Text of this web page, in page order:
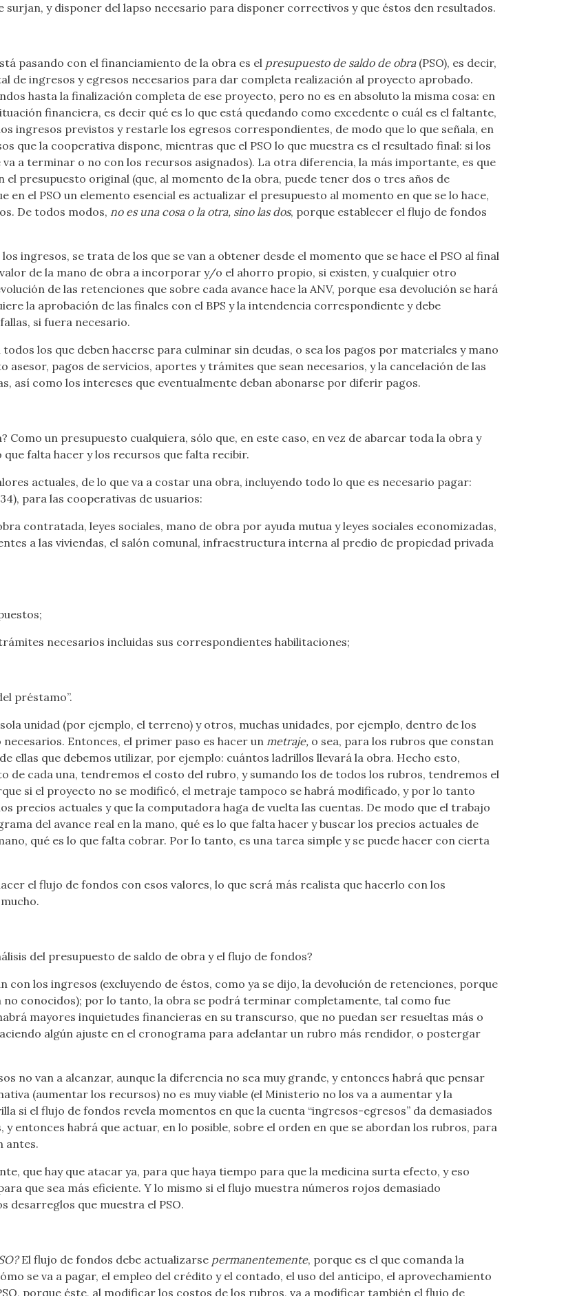
y disponer del lapso necesario para disponer correctivos y que éstos den resultados.
pasando con el financiamiento de la obra es el presupuesto de saldo de obra (PSO), es decir,
de ingresos y egresos necesarios para dar completa realización al proyecto aprobado.
hasta la finalización completa de ese proyecto, pero no es en absoluto la misma cosa: en
financiera, es decir qué es lo que está quedando como excedente o cuál es el faltante,
ingresos previstos y restarle los egresos correspondientes, de modo que lo que señala, en
que la cooperativa dispone, mientras que el PSO lo que muestra es el resultado final: si los
va a terminar o no con los recursos asignados). La otra diferencia, la más importante, es que
el presupuesto original (que, al momento de la obra, puede tener dos o tres años de
el PSO un elemento esencial es actualizar el presupuesto al momento en que se lo hace,
De todos modos, no es una cosa o la otra, sino las dos, porque establecer el flujo de fondos
ingresos, se trata de los que se van a obtener desde el momento que se hace el PSO al final
de la mano de obra a incorporar y/o el ahorro propio, si existen, y cualquier otro
de las retenciones que sobre cada avance hace la ANV, porque esa devolución se hará
la aprobación de las finales con el BPS y la intendencia correspondiente y debe
si fuera necesario.
los que deben hacerse para culminar sin deudas, o sea los pagos por materiales y mano
pagos de servicios, aportes y trámites que sean necesarios, y la cancelación de las
así como los intereses que eventualmente deban abonarse por diferir pagos.
Como un presupuesto cualquiera, sólo que, en este caso, en vez de abarcar toda la obra y
falta hacer y los recursos que falta recibir.
actuales, de lo que va a costar una obra, incluyendo todo lo que es necesario pagar:
para las cooperativas de usuarios:
contratada, leyes sociales, mano de obra por ayuda mutua y leyes sociales economizadas,
a las viviendas, el salón comunal, infraestructura interna al predio de propiedad privada
necesarios incluidas sus correspondientes habilitaciones;
préstamo”.
unidad (por ejemplo, el terreno) y otros, muchas unidades, por ejemplo, dentro de los
Entonces, el primer paso es hacer un metraje, o sea, para los rubros que constan
ellas que debemos utilizar, por ejemplo: cuántos ladrillos llevará la obra. Hecho esto,
de cada una, tendremos el costo del rubro, y sumando los de todos los rubros, tendremos el
si el proyecto no se modificó, el metraje tampoco se habrá modificado, y por lo tanto
precios actuales y que la computadora haga de vuelta las cuentas. De modo que el trabajo
del avance real en la mano, qué es lo que falta hacer y buscar los precios actuales de
qué es lo que falta cobrar. Por lo tanto, es una tarea simple y se puede hacer con cierta
el flujo de fondos con esos valores, lo que será más realista que hacerlo con los
del presupuesto de saldo de obra y el flujo de fondos?
con los ingresos (excluyendo de éstos, como ya se dijo, la devolución de retenciones, porque
conocidos); por lo tanto, la obra se podrá terminar completamente, tal como fue
mayores inquietudes financieras en su transcurso, que no puedan ser resueltas más o
algún ajuste en el cronograma para adelantar un rubro más rendidor, o postergar
no van a alcanzar, aunque la diferencia no sea muy grande, y entonces habrá que pensar
(aumentar los recursos) no es muy viable (el Ministerio no los va a aumentar y la
si el flujo de fondos revela momentos en que la cuenta “ingresos-egresos” da demasiados
entonces habrá que actuar, en lo posible, sobre el orden en que se abordan los rubros, para
antes.
que hay que atacar ya, para que haya tiempo para que la medicina surta efecto, y eso
que sea más eficiente. Y lo mismo si el flujo muestra números rojos demasiado
desarreglos que muestra el PSO.
El flujo de fondos debe actualizarse permanentemente, porque es el que comanda la
se va a pagar, el empleo del crédito y el contado, el uso del anticipo, el aprovechamiento
porque éste, al modificar los costos de los rubros, va a modificar también el flujo de